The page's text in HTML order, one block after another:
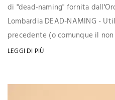
di "dead-naming" fornita
Lombardia DEAD-NAMING -
precedente (o comunque il
LEGGI DI PIÙ